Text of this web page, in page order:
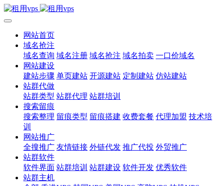
网站首页
域名抢注
域名查询 域名注册 域名抢注 域名拍卖 一口价域名
网站建设
建站步骤 单页建站 开源建站 定制建站 仿站建站
站群代做
站群类型 站群代理 站群培训
搜索留痕
搜索整理 留痕类型 留痕搭建 收费套餐 代理加盟 技术培
训
网站推广
全搜推广 友情链接 外链代发 推广代投 外贸推广
站群软件
软件界面 站群培训 站群建设 软件开发 优秀软件
站群主机